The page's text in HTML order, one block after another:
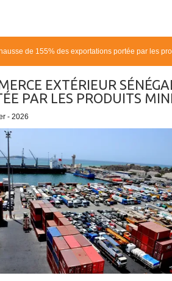
de 155% des exportations portée par les
EXTÉRIEUR
PAR LES PRODUITS
- 2026